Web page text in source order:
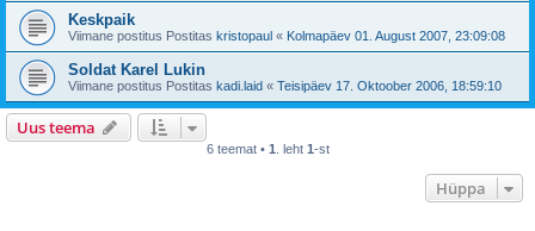
Keskpaik
Viimane postitus Postitas kristopaul « Kolmapäev 01. August 2007, 23:09:08
Soldat Karel Lukin
Viimane postitus Postitas kadi.laid « Teisipäev 17. Oktoober 2006, 18:59:10
Uus teema
6 teemat • 1 . leht 1-st
Hüppa